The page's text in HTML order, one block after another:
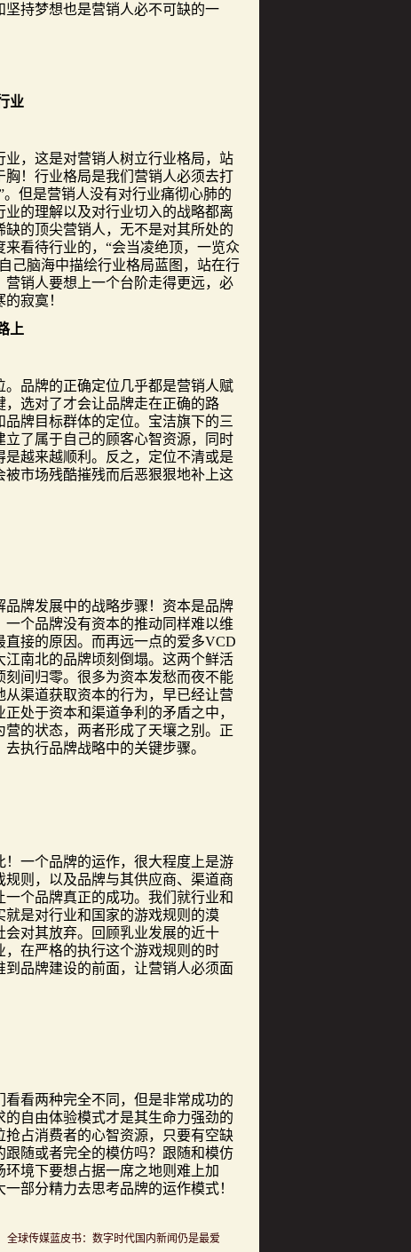
持梦想也是营销人必不可缺的一
业
，这是对营销人树立行业格局，站
！行业格局是我们营销人必须去打
但是营销人没有对行业痛彻心肺的
的理解以及对行业切入的战略都离
的顶尖营销人，无不是对其所处的
看待行业的，“会当凌绝顶，一览众
己脑海中描绘行业格局蓝图，站在行
销人要想上一个台阶走得更远，必
寒的寂寞！
路上
品牌的正确定位几乎都是营销人赋
选对了才会让品牌走在正确的路
品牌目标群体的定位。宝洁旗下的三
了属于自己的顾客心智资源，同时
越来越顺利。反之，定位不清或是
市场残酷摧残而后恶狠狠地补上这
牌发展中的战略步骤！资本是品牌
个品牌没有资本的推动同样难以维
接的原因。而再远一点的爱多VCD
南北的品牌顷刻倒塌。这两个鲜活
间归零。很多为资本发愁而夜不能
渠道获取资本的行为，早已经让营
处于资本和渠道争利的矛盾之中，
的状态，两者形成了天壤之别。正
去执行品牌战略中的关键步骤。
一个品牌的运作，很大程度上是游
则，以及品牌与其供应商、渠道商
个品牌真正的成功。我们就行业和
是对行业和国家的游戏规则的漠
对其放弃。回顾乳业发展的近十
在严格的执行这个游戏规则的时
品牌建设的前面，让营销人必须面
！
看两种完全不同，但是非常成功的
自由体验模式才是其生命力强劲的
占消费者的心智资源，只要有空缺
随或者完全的模仿吗？跟随和模仿
境下要想占据一席之地则难上加
部分精力去思考品牌的运作模式！
全球传媒蓝皮书：数字时代国内新闻仍是最爱